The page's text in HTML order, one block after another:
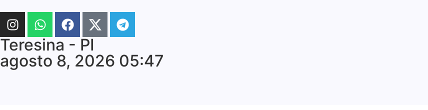
Teresina - PI
agosto 8, 2026 05:47